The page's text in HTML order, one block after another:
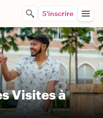
S'inscrire
Visites à